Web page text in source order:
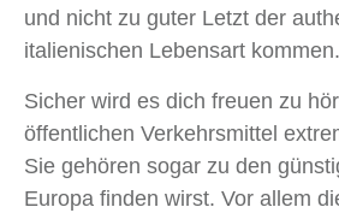
und nicht zu guter Letzt der
italienischen Lebensart kommen.
Sicher wird es dich freuen zu
öffentlichen Verkehrsmittel
Sie gehören sogar zu den
Europa finden wirst. Vor allem